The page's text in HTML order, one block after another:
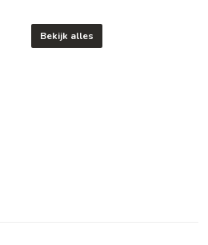
Bekijk alles